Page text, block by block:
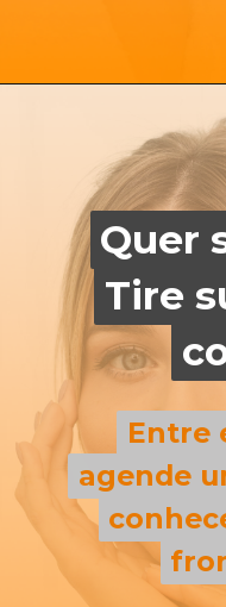
Quer
Tire
Quer
Tire
Entre
agende
Entre
agende